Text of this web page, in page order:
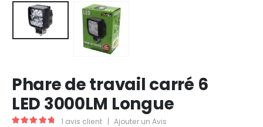
Phare de travail carré 6
LED 3000LM Longue
1 avis client | Ajouter un Avis